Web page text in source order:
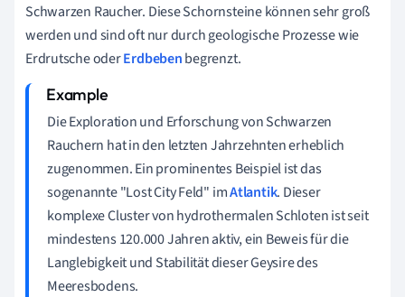
Schwarzen Raucher. Diese Schornsteine können sehr groß
werden und sind oft nur durch geologische Prozesse wie
Erdrutsche oderErdbebenbegrenzt.
Die Exploration und Erforschung von Schwarzen
Rauchern hat in den letzten Jahrzehnten erheblich
zugenommen. Ein prominentes Beispiel ist das
sogenannte "Lost City Feld" imAtlantik. Dieser
komplexe Cluster von hydrothermalen Schloten ist seit
mindestens 120.000 Jahren aktiv, ein Beweis für die
Langlebigkeit und Stabilität dieser Geysire des
Meeresbodens.